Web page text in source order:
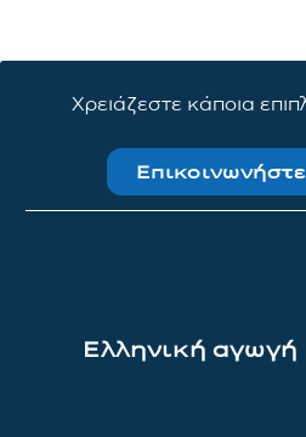
Χρειάζεστε κάποια
Ελληνική αγωγή